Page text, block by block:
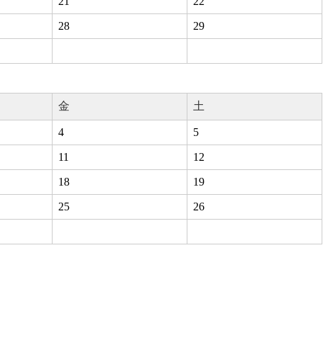
28 29
金 土
4 5
11 12
18 19
25 26